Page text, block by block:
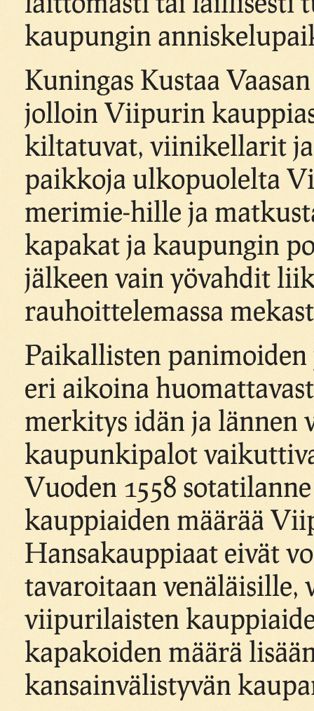
kaupungin
Kuningas Kustaa
jolloin Viipurin
kiltatuvat, viinikellarit
paikkoja ulkopuolelta
merimie-hille ja
kapakat ja kaupungin
jälkeen vain yövahdit
rauhoittelemassa
Paikallisten
eri aikoina
merkitys idän ja lännen
kaupunkipalot
Vuoden 1558
kauppiaiden määrää
Hansakauppiaat eivät
tavaroitaan venäläisille,
viipurilaisten
kapakoiden määrä
kansainvälistyvän